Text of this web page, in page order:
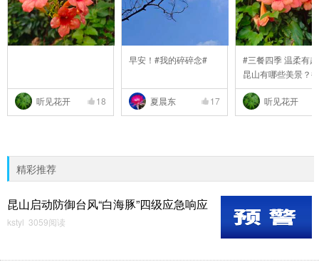
听见花开 18
早安！#我的碎碎念#
夏晨东 17
#三餐四季 温柔有
昆山有哪些美景？#
听见花开
精彩推荐
昆山启动防御台风“白海豚”四级应急响应
kstyl 3059阅读